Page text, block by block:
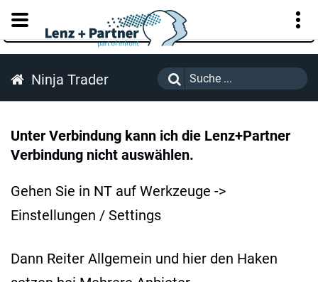
KUNDENPORTAL
Ninja Trader
Unter Verbindung kann ich die Lenz+Partner
Verbindung nicht auswählen.
Gehen Sie in NT auf Werkzeuge ->
Einstellungen / Settings
Dann Reiter Allgemein und hier den Haken